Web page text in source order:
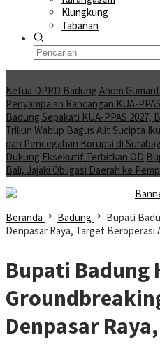
Klungkung
Tabanan
Ketua DPRD Badung Anom
Penyampaian Rancangan KUA-
Badung Sepakati KUA-PPAS 2027,
Triliun Wabup Bagus Alit Sucipta
dan Pencegahan Korupsi di
Dukung Eksekutif Terbitkan OD
Bali, Jajaki Obligasi Daerah ke
Beranda Badung
Bupati
Denpasar Raya, Target Beroperasi
Bupati Badung
Denpasar